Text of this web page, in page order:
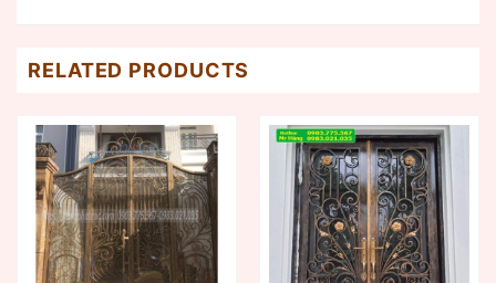
RELATED PRODUCTS